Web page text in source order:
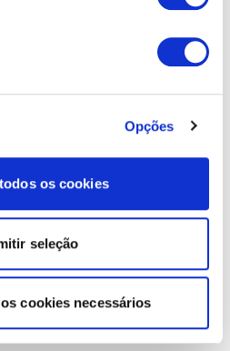
Opções
os cookies
seleção
cookies necessários